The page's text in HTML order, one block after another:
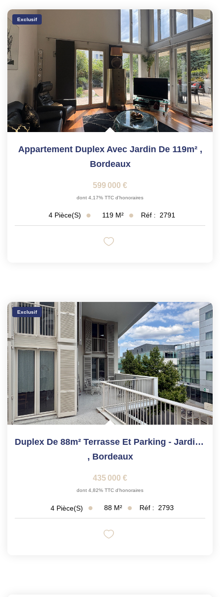
Exclusif
Appartement Duplex Avec Jardin De 119m² ,
Bordeaux
599 000 €
dont 4,17% TTC d'honoraires
4 Pièce(s) 119 M² Réf : 2791
Exclusif
Duplex De 88m² Terrasse Et Parking - Jardin Botanique
, Bordeaux
435 000 €
dont 4,82% TTC d'honoraires
4 Pièce(s) 88 M² Réf : 2793